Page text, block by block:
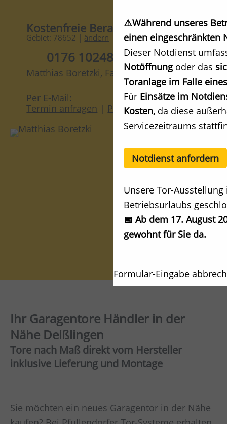
Kostenfreie Beratung
Gebiet: 78652 | ändern
0176 10248247
Matthias Boretzki, Fachberater
Per E-Mail:
Termin anfragen | Preis anfragen
Ihr Garagentore Händler in der
Nähe Deißlingen
Tore nach Maß direkt vom Hersteller
inklusive Lieferung und Montage
Sie möchten ein neues Garagentor in der Nähe
⚠️Während unseres
einen eingeschränkten
Dieser Notdienst
Notöffnung oder das
Toranlage im Falle
Für Einsätze im
Kosten, da diese
Servicezeitraums
Notdienst anfordern
Unsere Tor-
Betriebsurlaubs
📅 Ab dem 17. August
gewohnt für Sie da.
Formular-Eingabe